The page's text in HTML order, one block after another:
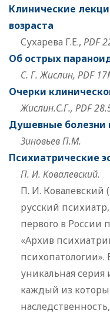
Клинические
возраста
Сухарева Г.Е., PDF
Об острых
С. Г. Жислин, PDF
Очерки
Жислин.С.Г., PDF
Душевные болезни
Зиновьев П.М.
Психиатрические
П. И. Ковалевский.
П. И.
русский
первого в России
«Архив
уникальная серия
каждый из